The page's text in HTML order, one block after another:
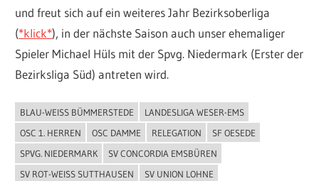
und freut sich auf ein weiteres Jahr Bezirksoberliga
(*klick*), in der nächste Saison auch unser ehemaliger
Spieler Michael Hüls mit der Spvg. Niedermark (Erster der
Bezirksliga Süd) antreten wird.
ALLGEMEIN
BLAU-WEISS BÜMMERSTEDE
LANDESLIGA WESER-EMS
OSC 1. HERREN
OSC DAMME RELEGATION
SF OESEDE
SPVG. NIEDERMARK
SV CONCORDIA EMSBÜREN
SV ROT-WEISS SUTTHAUSEN
SV UNION LOHNE